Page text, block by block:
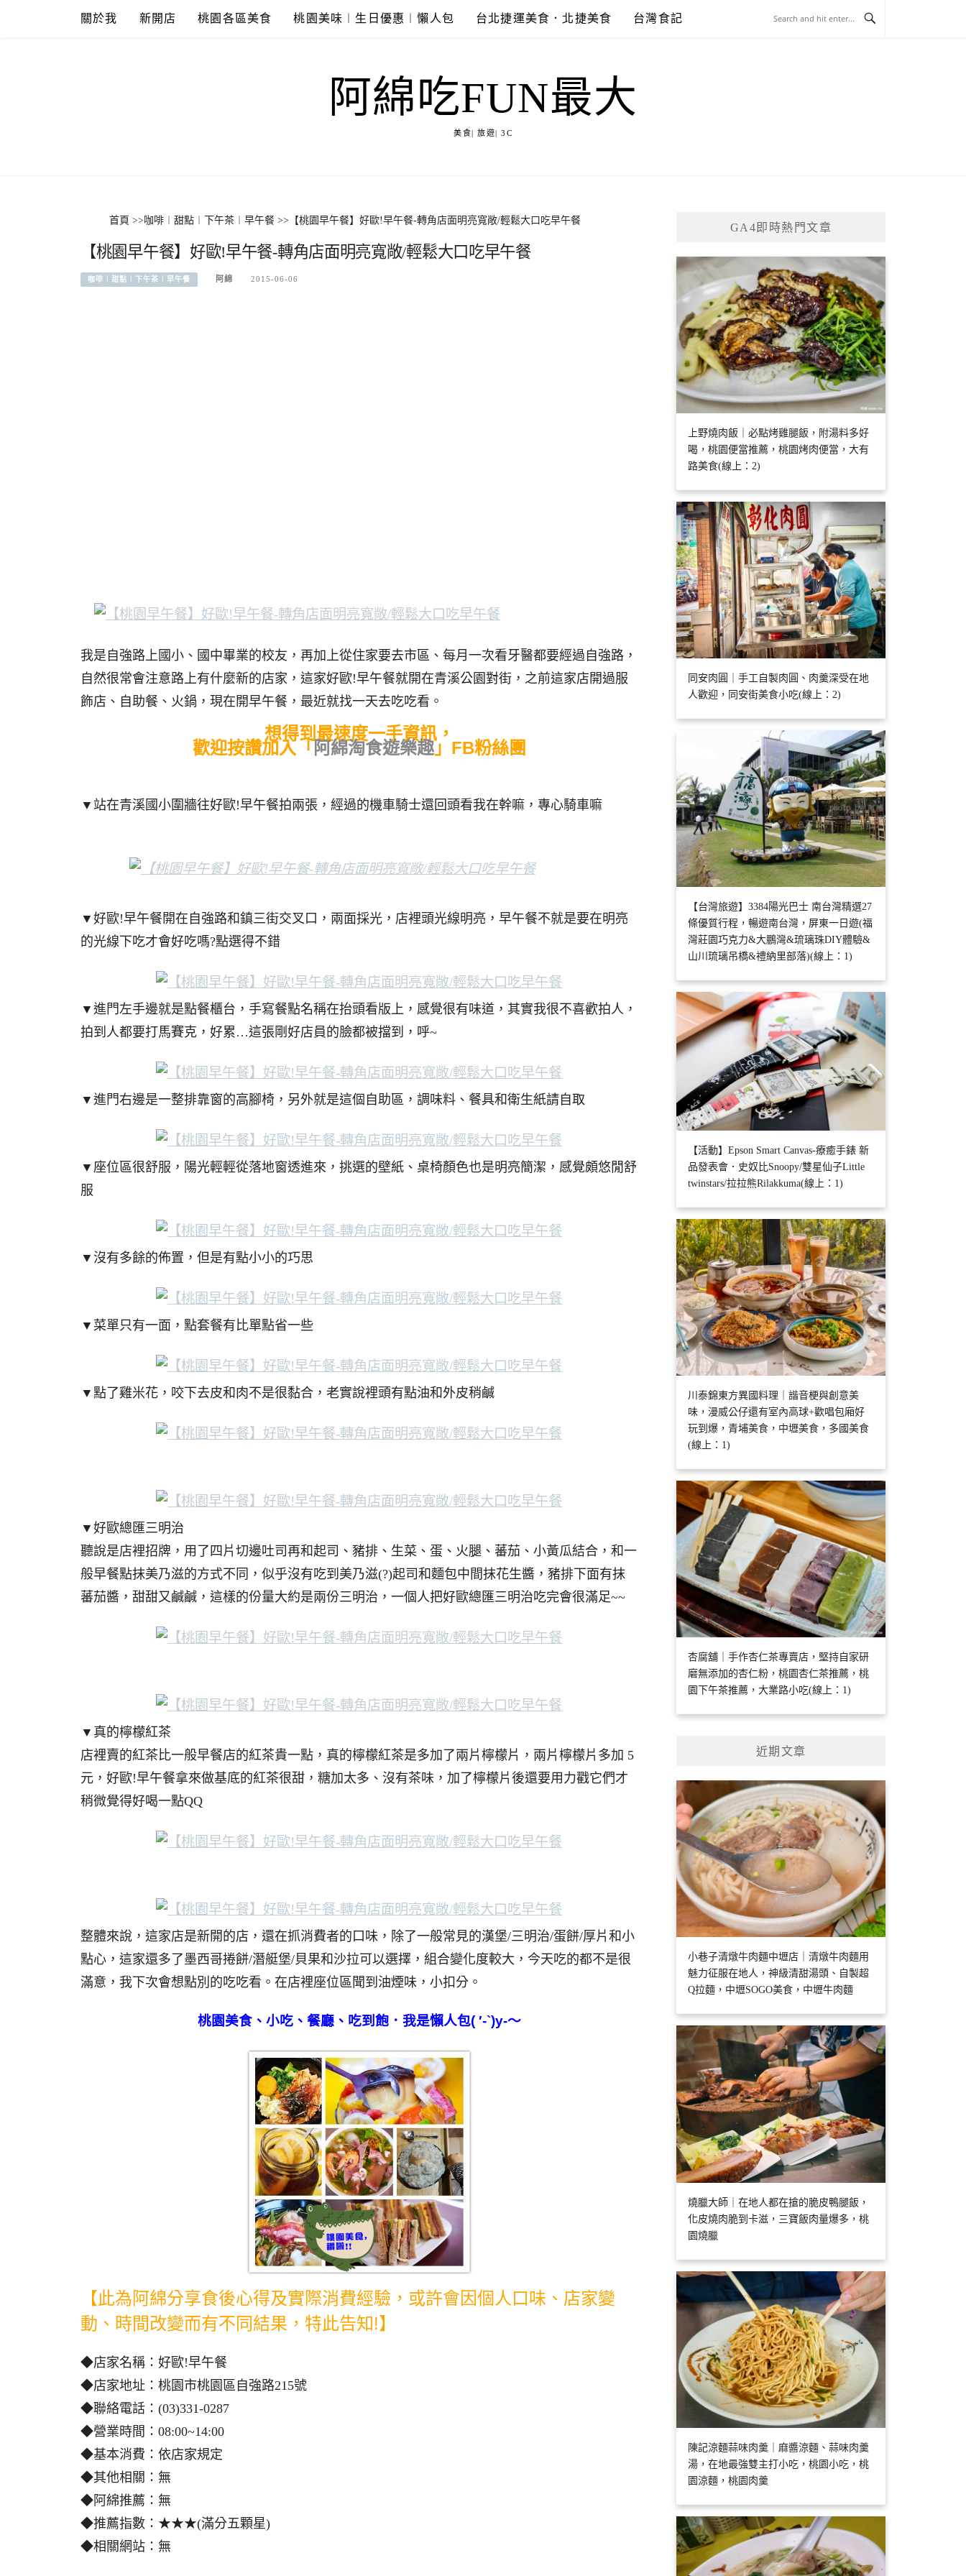
關於我 新開店 桃園各區美食 桃園美味︱生日優惠︱懶人包 台北捷運美食．北捷美食 台灣食記
阿綿吃FUN最大
美食| 旅遊| 3C
首頁 >>咖啡︱甜點︱下午茶︱早午餐 >> 【桃園早午餐】好歐!早午餐-轉角店面明亮寬敞/輕鬆大口吃早午餐
【桃園早午餐】好歐!早午餐-轉角店面明亮寬敞/輕鬆大口吃早午餐
咖啡︱甜點︱下午茶︱早午餐 阿綿 2015-06-06
我是自強路上國小、國中畢業的校友，再加上從住家要去市區、每月一次看牙醫都要經過自強路，
自然很常會注意路上有什麼新的店家，這家好歐!早午餐就開在青溪公園對街，之前這家店開過服
飾店、自助餐、火鍋，現在開早午餐，最近就找一天去吃吃看。
想得到最速度一手資訊，
歡迎按讚加入「 阿綿淘食遊樂趣」FB粉絲團
▼站在青溪國小圍牆往好歐!早午餐拍兩張，經過的機車騎士還回頭看我在幹嘛，專心騎車嘛
▼好歐!早午餐開在自強路和鎮三街交叉口，兩面採光，店裡頭光線明亮，早午餐不就是要在明亮
的光線下吃才會好吃嗎?點選得不錯
▼進門左手邊就是點餐櫃台，手寫餐點名稱在抬頭看版上，感覺很有味道，其實我很不喜歡拍人，
拍到人都要打馬賽克，好累…這張剛好店員的臉都被擋到，呼~
▼進門右邊是一整排靠窗的高腳椅，另外就是這個自助區，調味料、餐具和衛生紙請自取
▼座位區很舒服，陽光輕輕從落地窗透進來，挑選的壁紙、桌椅顏色也是明亮簡潔，感覺頗悠閒舒
服
▼沒有多餘的佈置，但是有點小小的巧思
▼菜單只有一面，點套餐有比單點省一些
▼點了雞米花，咬下去皮和肉不是很黏合，老實說裡頭有點油和外皮稍鹹
▼好歐總匯三明治
聽說是店裡招牌，用了四片切邊吐司再和起司、豬排、生菜、蛋、火腿、蕃茄、小黃瓜結合，和一
般早餐點抹美乃滋的方式不同，似乎沒有吃到美乃滋(?)起司和麵包中間抹花生醬，豬排下面有抹
蕃茄醬，甜甜又鹹鹹，這樣的份量大約是兩份三明治，一個人把好歐總匯三明治吃完會很滿足~~
▼真的檸檬紅茶
店裡賣的紅茶比一般早餐店的紅茶貴一點，真的檸檬紅茶是多加了兩片檸檬片，兩片檸檬片多加 5
元，好歐!早午餐拿來做基底的紅茶很甜，糖加太多、沒有茶味，加了檸檬片後還要用力戳它們才
稍微覺得好喝一點QQ
整體來說，這家店是新開的店，還在抓消費者的口味，除了一般常見的漢堡/三明治/蛋餅/厚片和小
點心，這家還多了墨西哥捲餅/潛艇堡/貝果和沙拉可以選擇，組合變化度較大，今天吃的都不是很
滿意，我下次會想點別的吃吃看。在店裡座位區聞到油煙味，小扣分。
桃園美食、小吃、餐廳、吃到飽．我是懶人包( ′-`)y-～
【此為阿綿分享食後心得及實際消費經驗，或許會因個人口味、店家變
動、時間改變而有不同結果，特此告知!】
◆店家名稱：好歐!早午餐
◆店家地址：桃園市桃園區自強路215號
◆聯絡電話：(03)331-0287
◆營業時間：08:00~14:00
◆基本消費：依店家規定
◆其他相關：無
◆阿綿推薦：無
◆推薦指數：★★★(滿分五顆星)
◆相關網站：無
GA4即時熱門文章
上野燒肉飯｜必點烤雞腿飯，附湯料多好
喝，桃園便當推薦，桃園烤肉便當，大有
路美食(線上：2)
同安肉圓｜手工自製肉圓、肉羹深受在地
人歡迎，同安街美食小吃(線上：2)
【台灣旅遊】3384陽光巴士 南台灣精選27
條優質行程，暢遊南台灣，屏東一日遊(福
灣莊園巧克力&大鵬灣&琉璃珠DIY體驗&
山川琉璃吊橋&禮納里部落)(線上：1)
【活動】Epson Smart Canvas-療癒手錶 新
品發表會．史奴比Snoopy/雙星仙子Little
twinstars/拉拉熊Rilakkuma(線上：1)
川泰錦東方異國料理｜諧音梗與創意美
味，漫威公仔還有室內高球+歡唱包廂好
玩到爆，青埔美食，中壢美食，多國美食
(線上：1)
杏腐舖｜手作杏仁茶專賣店，堅持自家研
磨無添加的杏仁粉，桃園杏仁茶推薦，桃
園下午茶推薦，大業路小吃(線上：1)
近期文章
小巷子清燉牛肉麵中壢店｜清燉牛肉麵用
魅力征服在地人，神級清甜湯頭、自製超
Q拉麵，中壢SOGO美食，中壢牛肉麵
燒臘大師｜在地人都在搶的脆皮鴨腿飯，
化皮燒肉脆到卡滋，三寶飯肉量爆多，桃
園燒臘
陳記涼麵蒜味肉羹｜麻醬涼麵、蒜味肉羹
湯，在地最強雙主打小吃，桃園小吃，桃
園涼麵，桃園肉羹